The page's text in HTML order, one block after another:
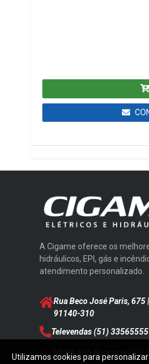
A Cigame oferece os
hidráulicos, EPI, gás e
atendimento personalizado.
Rua Beco José Paris,
91140-310
Televendas(51) 33565555
Whats App Business (51)
Utilizamos cookies para